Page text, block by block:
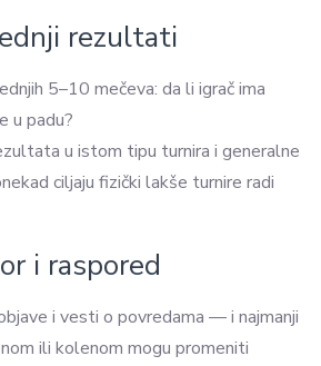
rezultati
5–10 mečeva: da li igrač ima
u padu?
u istom tipu turnira i generalne
ciljaju fizički lakše turnire radi
i raspored
i vesti o povredama — i najmanji
ili kolenom mogu promeniti